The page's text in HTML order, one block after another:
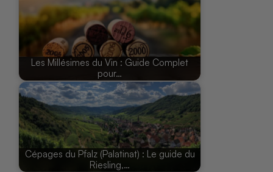
Les Millésimes du Vin : Guide Complet
pour…
Cépages du Pfalz (Palatinat) : Le guide du
Riesling,…